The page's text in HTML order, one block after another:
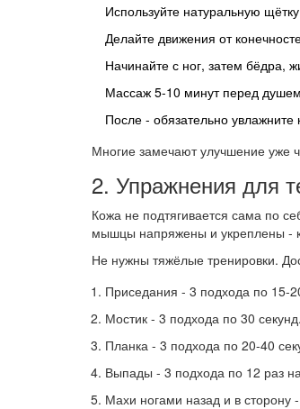
Используйте натуральную
Делайте движения от
Начинайте с ног, затем бёдра,
Массаж 5-10 минут перед
После - обязательно
Многие замечают улучшение уже
2. Упражнения для
Кожа не подтягивается сама по
мышцы напряжены и укреплены -
Не нужны тяжёлые тренировки.
Приседания - 3 подхода по 15-
Мостик - 3 подхода по 30
Планка - 3 подхода по 20-40
Выпады - 3 подхода по 12 раз
Махи ногами назад и в сторону